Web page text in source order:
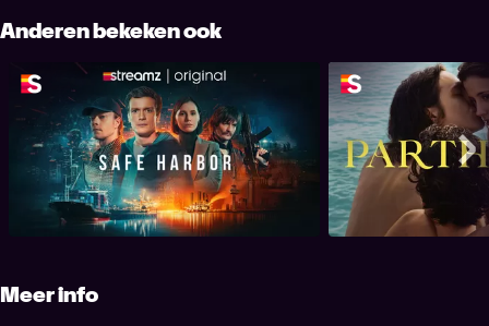
Anderen bekeken ook
Safe Harbor
Meer info